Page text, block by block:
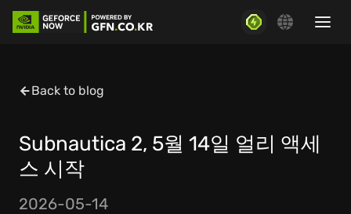
Back to blog
Subnautica 2, 5월 14일 얼리 액세
스 시작
2026-05-14